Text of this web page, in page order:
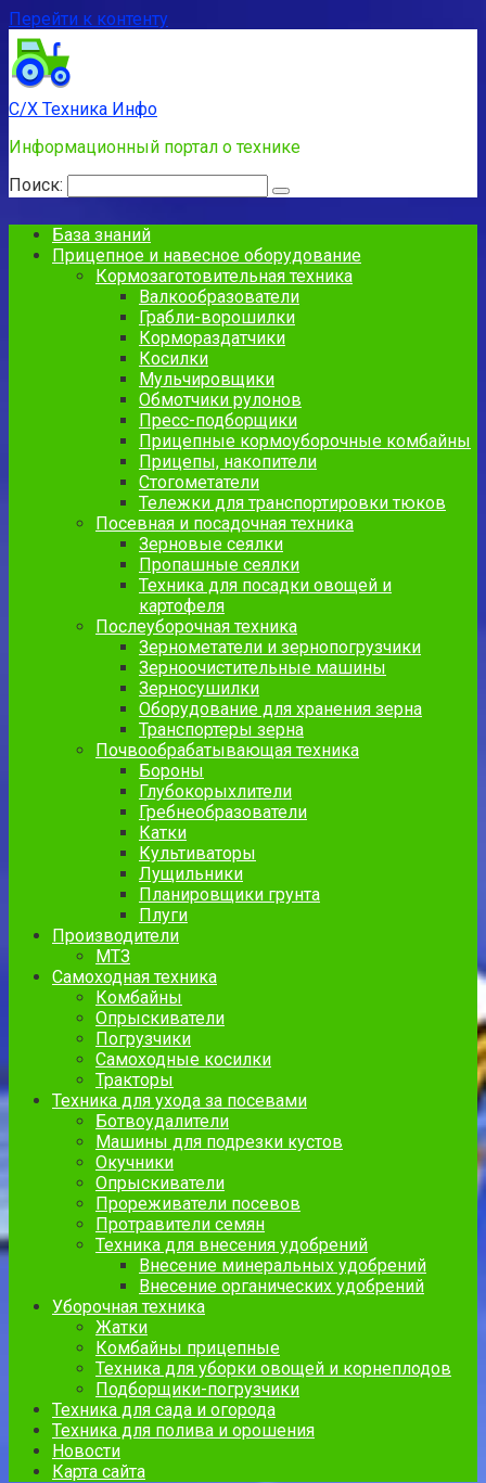
Перейти к контенту
С/Х Техника Инфо
Информационный портал о технике
Поиск:
База знаний
Прицепное и навесное оборудование
Кормозаготовительная техника
Валкообразователи
Грабли-ворошилки
Кормораздатчики
Косилки
Мульчировщики
Обмотчики рулонов
Пресс-подборщики
Прицепные кормоуборочные комбайны
Прицепы, накопители
Стогометатели
Тележки для транспортировки тюков
Посевная и посадочная техника
Зерновые сеялки
Пропашные сеялки
Техника для посадки овощей и
картофеля
Послеуборочная техника
Зернометатели и зернопогрузчики
Зерноочистительные машины
Зерносушилки
Оборудование для хранения зерна
Транспортеры зерна
Почвообрабатывающая техника
Бороны
Глубокорыхлители
Гребнеобразователи
Катки
Культиваторы
Лущильники
Планировщики грунта
Плуги
Производители
МТЗ
Самоходная техника
Комбайны
Опрыскиватели
Погрузчики
Самоходные косилки
Тракторы
Техника для ухода за посевами
Ботвоудалители
Машины для подрезки кустов
Окучники
Опрыскиватели
Прореживатели посевов
Протравители семян
Техника для внесения удобрений
Внесение минеральных удобрений
Внесение органических удобрений
Уборочная техника
Жатки
Комбайны прицепные
Техника для уборки овощей и корнеплодов
Подборщики-погрузчики
Техника для сада и огорода
Техника для полива и орошения
Новости
Карта сайта